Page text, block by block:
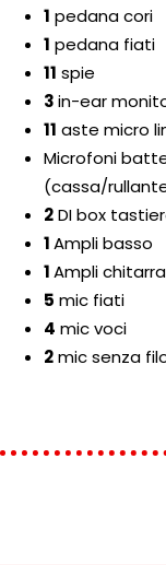
1 pedana cori
1 pedana fiati
11 spie
3in-ear
11 aste micro
Microfoni
(cassa/
2DI box
1Ampli basso
1Ampli chitarra
5 mic fiati
4 mic voci
2mic senza